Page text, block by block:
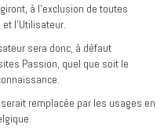
à l’exclusion de toutes
l’Utilisateur.
sera donc, à défaut
Passion, quel que soit le
remplacée par les usages en